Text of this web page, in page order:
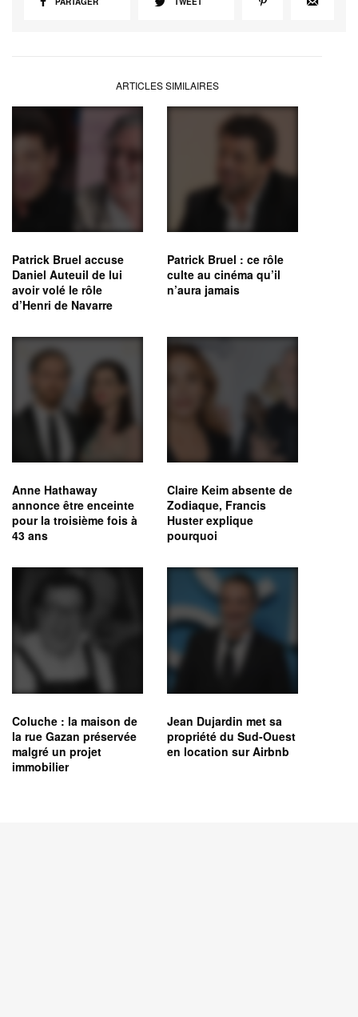
ARTICLES SIMILAIRES
Patrick Bruel accuse
Daniel Auteuil de lui
avoir volé le rôle
d’Henri de Navarre
Patrick Bruel : ce rôle
culte au cinéma qu’il
n’aura jamais
Anne Hathaway
annonce être enceinte
pour la troisième fois à
43 ans
Claire Keim absente de
Zodiaque, Francis
Huster explique
pourquoi
Coluche : la maison de
la rue Gazan préservée
malgré un projet
immobilier
Jean Dujardin met sa
propriété du Sud-Ouest
en location sur Airbnb